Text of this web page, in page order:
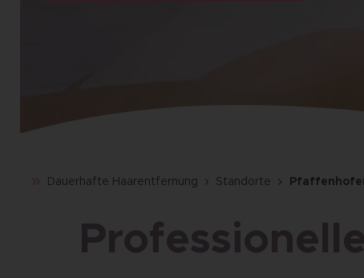
Dauerhafte Haarentfernung Standorte